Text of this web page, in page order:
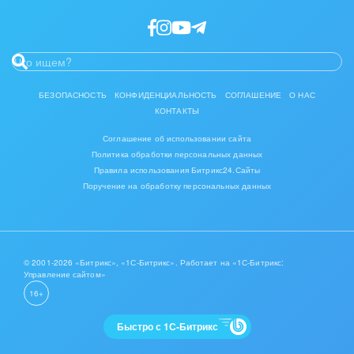
IT, Интернет
Культурные события, спорт, шоу-бизнес
Мебель, лес, деревообработка
Металлургия
Мода, одежда, аксессуары, стиль
БЕЗОПАСНОСТЬ КОНФИДЕНЦИАЛЬНОСТЬ СОГЛАШЕНИЕ
О НАС
КОНТАКТЫ
Соглашение об использовании сайта
Политика обработки персональных данных
Правила использования Битрикс24.Сайты
Поручение на обработку персональных данных
© 2001-2026 «Битрикс», «1С-Битрикс». Работает на «1С-Битрикс:
Управление сайтом»
16+
Быстро с 1С-Битрикс